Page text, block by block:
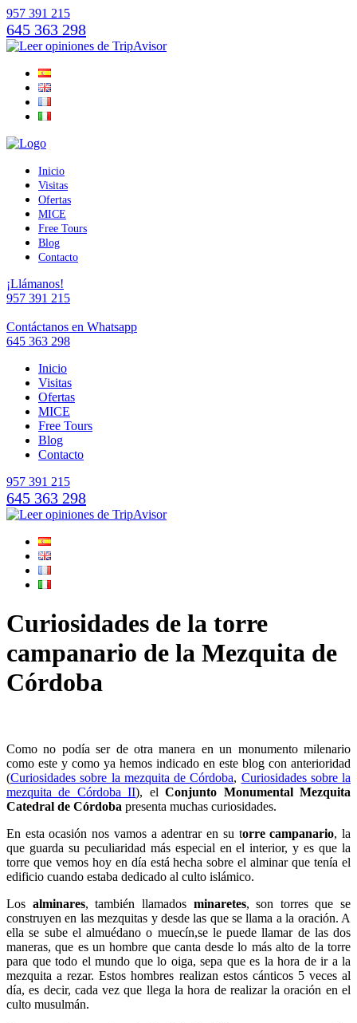
957 391 215
645 363 298
Inicio
Visitas
Ofertas
MICE
Free Tours
Blog
Contacto
¡Llámanos!
957 391 215
Contáctanos en Whatsapp
645 363 298
Inicio
Visitas
Ofertas
MICE
Free Tours
Blog
Contacto
957 391 215
645 363 298
Curiosidades de la torre
campanario de la Mezquita de
Córdoba
Como no podía ser de otra manera en un monumento milenario
como este y como ya hemos indicado en este blog con anterioridad
(Curiosidades sobre la mezquita de Córdoba, Curiosidades sobre la
mezquita de Córdoba II), elConjunto Monumental Mezquita
Catedral de Córdoba presenta muchas curiosidades.
En esta ocasión nos vamos a adentrar en su torre campanario, la
que guarda su peculiaridad más especial en el interior, y es que la
torre que vemos hoy en día está hecha sobre el alminar que tenía el
edificio cuando estaba dedicado al culto islámico.
Los alminares, también llamados minaretes, son torres que se
construyen en las mezquitas y desde las que se llama a la oración. A
ella se sube el almuédano o muecín,se le puede llamar de las dos
maneras, que es un hombre que canta desde lo más alto de la torre
para que todo el mundo que lo oiga, sepa que es la hora de ir a la
mezquita a rezar. Estos hombres realizan estos cánticos 5 veces al
día, es decir, cada vez que llega la hora de realizar la oración en el
culto musulmán.